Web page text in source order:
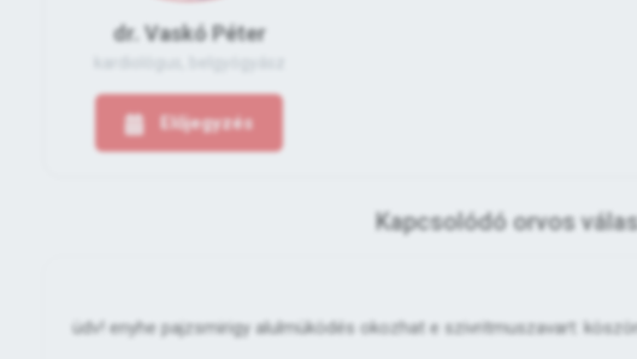
dr. Vaskó Péter
Előjegyzés
Kapcsolódó orvos
üdv! enyhe pajzsmirigy alulmüködés okozhat e szivritmuszavart: